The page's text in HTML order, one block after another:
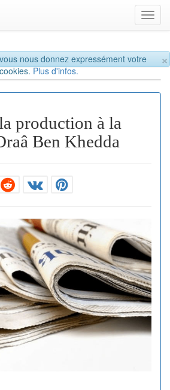
×
nous donnez expressément votre
Plus d'infos.
production à la
Ben Khedda